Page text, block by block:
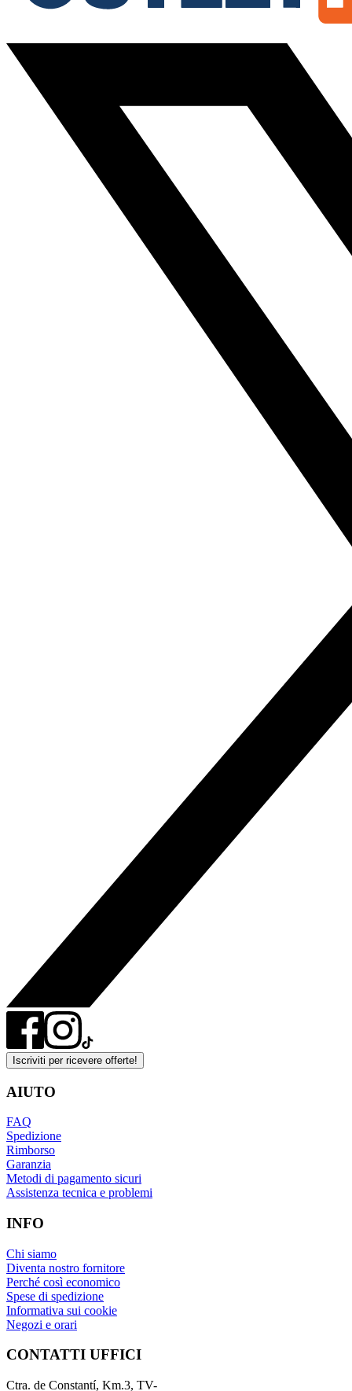
Iscriviti per ricevere offerte!
AIUTO
FAQ
Spedizione
Rimborso
Garanzia
Metodi di pagamento sicuri
Assistenza tecnica e problemi
INFO
Chi siamo
Diventa nostro fornitore
Perché così economico
Spese di spedizione
Informativa sui cookie
Negozi e orari
CONTATTI UFFICI
Ctra. de Constantí, Km.3, TV-